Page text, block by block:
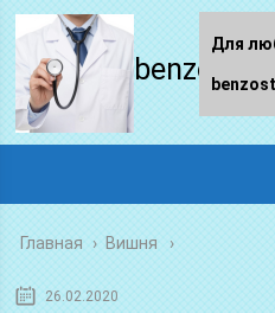
Главная › Вишня
26.02.2020
Для